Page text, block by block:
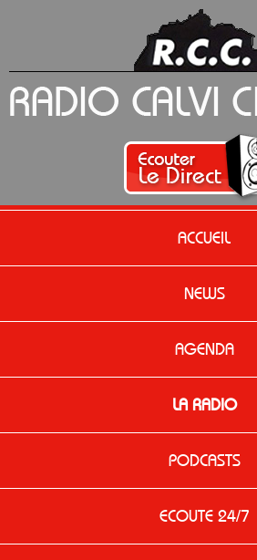
ACCUEIL
NEWS
AGENDA
LA RADIO
PODCASTS
ECOUTE 24/7